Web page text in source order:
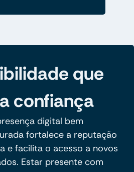
que
confiança
digital bem
fortalece a reputação
e facilita o acesso a novos
Estar presente com